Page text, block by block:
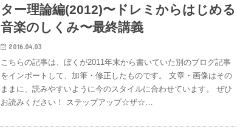
ター理論編(2012)〜ドレミからはじめる
音楽のしくみ〜最終講義
2016.04.03
こちらの記事は、ぼくが2011年末から書いていた別のブログ記事
をインポートして、加筆・修正したものです。 文章・画像はその
ままに、読みやすいように今のスタイルに合わせています。 ぜひ
お読みください！ ステップアップ☆ザ☆…